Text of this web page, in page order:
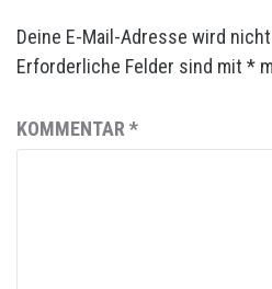
Deine E-Mail-Adresse wird
Erforderliche Felder sind mit *
KOMMENTAR*